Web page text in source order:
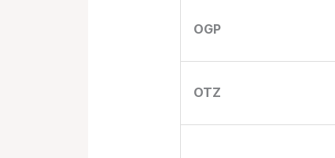
OGP
OTZ